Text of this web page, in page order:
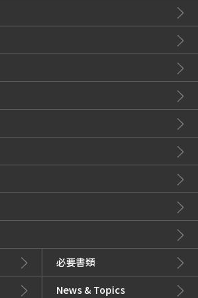
必要書類
News & Topics